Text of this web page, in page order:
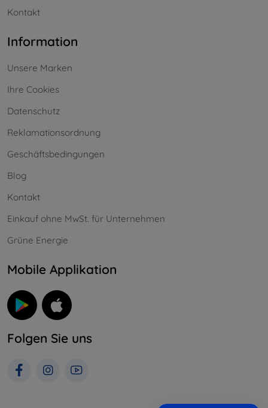
Kontakt
Information
Unsere Marken
Ihre Cookies
Datenschutz
Reklamationsordnung
Geschäftsbedingungen
Blog
Kontakt
Einkauf ohne MwSt. für Unternehmen
Grüne Energie
Mobile Applikation
Folgen Sie uns